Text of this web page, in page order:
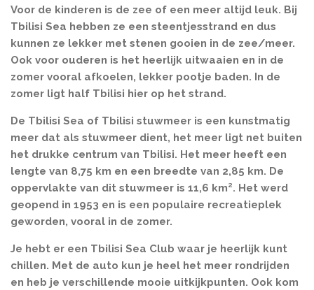
Voor de kinderen is de zee of een meer altijd leuk. Bij
Tbilisi Sea hebben ze een steentjesstrand en dus
kunnen ze lekker met stenen gooien in de zee/meer.
Ook voor ouderen is het heerlijk uitwaaien en in de
zomer vooral afkoelen, lekker pootje baden. In de
zomer ligt half Tbilisi hier op het strand.
De Tbilisi Sea of Tbilisi stuwmeer is een kunstmatig
meer dat als stuwmeer dient, het meer ligt net buiten
het drukke centrum van Tbilisi. Het meer heeft een
lengte van 8,75 km en een breedte van 2,85 km. De
oppervlakte van dit stuwmeer is 11,6 km². Het werd
geopend in 1953 en is een populaire recreatieplek
geworden, vooral in de zomer.
Je hebt er een Tbilisi Sea Club waar je heerlijk kunt
chillen. Met de auto kun je heel het meer rondrijden
en heb je verschillende mooie uitkijkpunten. Ook kom